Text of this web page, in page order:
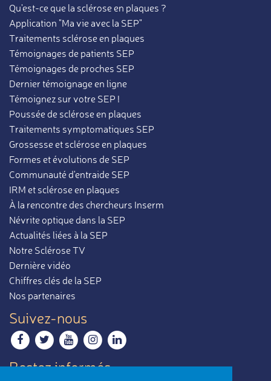
Qu'est-ce que la sclérose en plaques ?
Application "Ma vie avec la SEP"
Traitements sclérose en plaques
Témoignages de patients SEP
Témoignages de proches SEP
Dernier témoignage en ligne
Témoignez sur votre SEP !
Poussée de sclérose en plaques
Traitements symptomatiques SEP
Grossesse et sclérose en plaques
Formes et évolutions de SEP
Communauté d'entraide SEP
IRM et sclérose en plaques
À la rencontre des chercheurs Inserm
Névrite optique dans la SEP
Actualités liées à la SEP
Notre Sclérose TV
Dernière vidéo
Chiffres clés de la SEP
Nos partenaires
Suivez-nous
Restez informés